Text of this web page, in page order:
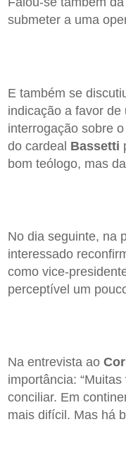
submeter a uma
E também se
indicação a favor
interrogação sobre
do cardeal Bassetti
bom teólogo, mas
No dia seguinte, na
interessado
como vice-
perceptível um
Na entrevista ao
importância:
conciliar. Em
mais difícil. Mas há